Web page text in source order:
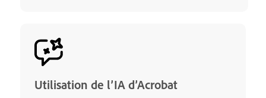
Utilisation de l’IA d’Acrobat